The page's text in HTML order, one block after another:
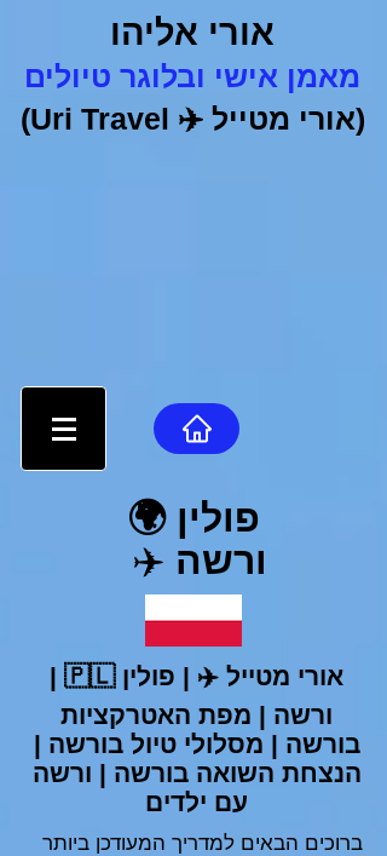
אורי אליהו
מאמן אישי ובלוגר טיולים
(אורי מטייל✈️
Uri Travel)
פולין🌍
ורשה ✈️
אורי מטייל ✈️
| פולין 🇵🇱 |
ורשה | מפת האטרקציות
בורשה | מסלולי טיול בורשה |
הנצחת השואה בורשה | ורשה
עם ילדים
ברוכים הבאים למדריך המעודכן ביותר